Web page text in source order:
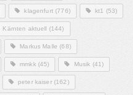
klagenfurt(776) kt1 (53)
Kärnten aktuell (144)
Markus Malle (68)
mmkk(45) Musik (41)
peter kaiser(162)